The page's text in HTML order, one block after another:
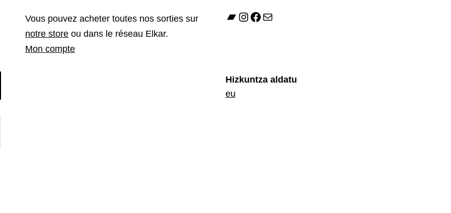
Vous pouvez acheter toutes nos sorties sur
notre store ou dans le réseau Elkar.
Mon compte
Bandcamp
Instagram
Facebook
E-mail
Hizkuntza aldatu
eu